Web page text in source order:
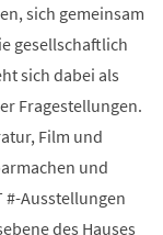
sich gemeinsam
gesellschaftlich
sich dabei als
Fragestellungen.
Film und
und
#-Ausstellungen
des Hauses